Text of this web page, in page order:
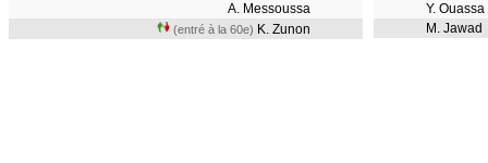
A. Messoussa
(entré à la 60e) K. Zunon
Y. Ouassa
M. Jawad